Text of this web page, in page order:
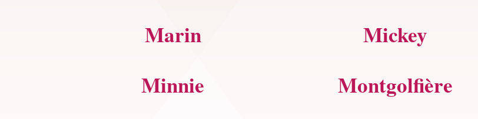
Marin
Mickey
Minnie
Montgolfière